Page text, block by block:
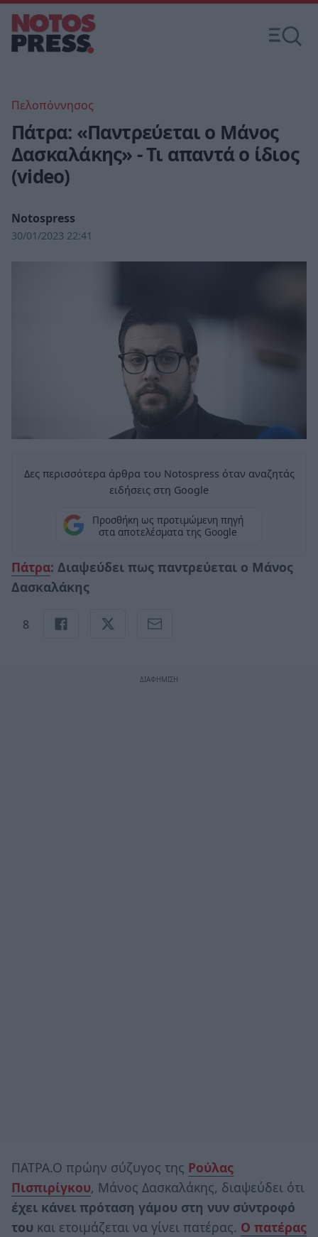
Πελοπόννησος
Πάτρα: «Παντρεύεται ο Μάνος
Δασκαλάκης» - Τι απαντά ο ίδιος
(video)
Notospress
30/01/2023 22:41
Δες περισσότερα άρθρα του Notospress όταν αναζητάς
ειδήσεις στη Google
Προσθήκη ως προτιμώμενη πηγή
στα αποτελέσματα της Google
Πάτρα: Διαψεύδει πως παντρεύεται ο Μάνος
Δασκαλάκης
8
ΠΑΤΡΑ.Ο πρώην σύζυγος της Ρούλας
Πισπιρίγκου, Μάνος Δασκαλάκης, διαψεύδει ότι
έχει κάνει πρόταση γάμου στη νυν σύντροφό
του και ετοιμάζεται να γίνει πατέρας. Ο πατέρας